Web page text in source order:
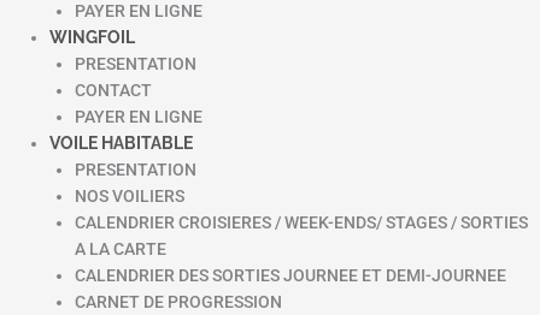
PAYER EN LIGNE
WINGFOIL
PRESENTATION
CONTACT
PAYER EN LIGNE
VOILE HABITABLE
PRESENTATION
NOS VOILIERS
CALENDRIER CROISIERES / WEEK-ENDS/ STAGES / SORTIES
A LA CARTE
CALENDRIER DES SORTIES JOURNEE ET DEMI-JOURNEE
CARNET DE PROGRESSION